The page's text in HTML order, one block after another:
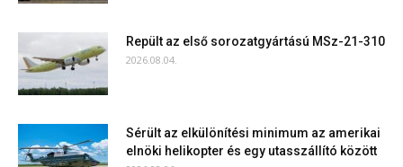
Repült az első sorozatgyártású MSz-21-310
2026.08.04.
Sérült az elkülönítési minimum az amerikai
elnöki helikopter és egy utasszállító között